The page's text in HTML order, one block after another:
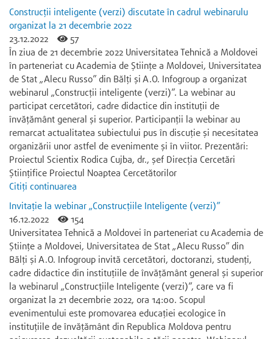
Construcții inteligente (verzi) discutate în cadrul webinarulu
organizat la 21 decembrie 2022
23.12.2022
57
În ziua de 21 decembrie 2022 Universitatea Tehnică a Moldovei
în parteneriat cu Academia de Științe a Moldovei, Universitatea
de Stat „Alecu Russo” din Bălți și A.O. Infogroup a organizat
webinarul „Construcții inteligente (verzi)”. La webinar au
participat cercetători, cadre didactice din instituții de
învățământ general și superior. Participanții la webinar au
remarcat actualitatea subiectului pus în discuție și necesitatea
organizării unor astfel de evenimente și în viitor. Prezentări:
Proiectul Scientix Rodica Cujba, dr., șef Direcția Cercetări
Științifice Proiectul Noaptea Cercetătorilor
Citiți continuarea
Invitație la webinar „Construcțiile Inteligente (verzi)”
16.12.2022
154
Universitatea Tehnică a Moldovei în parteneriat cu Academia de
Științe a Moldovei, Universitatea de Stat „Alecu Russo” din
Bălți și A.O. Infogroup invită cercetători, doctoranzi, studenți,
cadre didactice din instituțiile de învățământ general și superior
la webinarul „Construcțiile Inteligente (verzi)”, care va fi
organizat la 21 decembrie 2022, ora 14:00. Scopul
evenimentului este promovarea educației ecologice în
instituțiile de învățământ din Republica Moldova pentru